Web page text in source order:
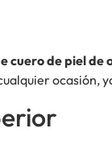
cuero de piel de
ocasión,